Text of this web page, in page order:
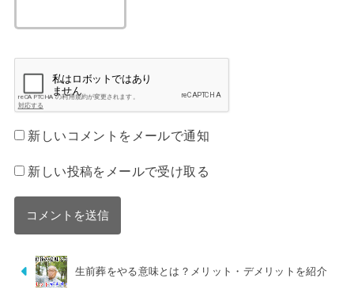
新しいコメントをメールで通知
新しい投稿をメールで受け取る
生前葬をやる意味とは？メリット・デメリットを紹介